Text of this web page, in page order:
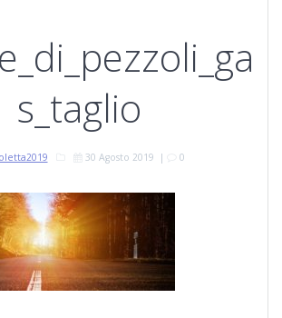
s_taglio
30 Agosto 2019 | 0